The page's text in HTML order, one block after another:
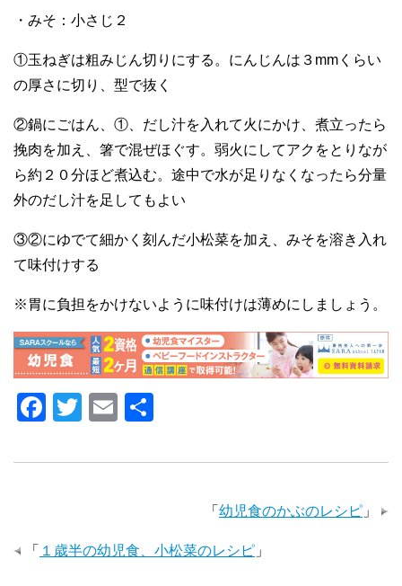
・みそ：小さじ２
①玉ねぎは粗みじん切りにする。にんじんは３mmくらい
の厚さに切り、型で抜く
②鍋にごはん、①、だし汁を入れて火にかけ、煮立ったら
挽肉を加え、箸で混ぜほぐす。弱火にしてアクをとりなが
ら約２０分ほど煮込む。途中で水が足りなくなったら分量
外のだし汁を足してもよい
③②にゆでて細かく刻んだ小松菜を加え、みそを溶き入れ
て味付けする
※胃に負担をかけないように味付けは薄めにしましょう。
F
c
o
T
tt
E
ail
「 幼児食のかぶのレシピ 」
「 １歳半の幼児食、小松菜のレシピ 」